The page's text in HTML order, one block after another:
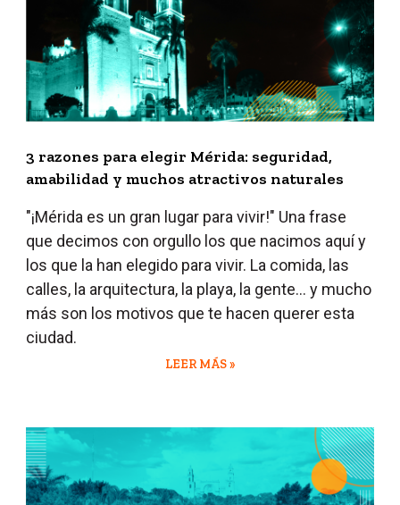
3 razones para elegir Mérida: seguridad,
amabilidad y muchos atractivos naturales
"¡Mérida es un gran lugar para vivir!" Una frase
que decimos con orgullo los que nacimos aquí y
los que la han elegido para vivir. La comida, las
calles, la arquitectura, la playa, la gente… y mucho
más son los motivos que te hacen querer esta
ciudad.
LEER MÁS »